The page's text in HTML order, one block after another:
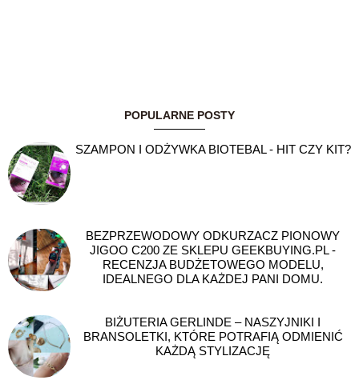
POPULARNE POSTY
SZAMPON I ODŻYWKA BIOTEBAL - HIT CZY KIT?
BEZPRZEWODOWY ODKURZACZ PIONOWY
JIGOO C200 ZE SKLEPU GEEKBUYING.PL -
RECENZJA BUDŻETOWEGO MODELU,
IDEALNEGO DLA KAŻDEJ PANI DOMU.
BIŻUTERIA GERLINDE – NASZYJNIKI I
BRANSOLETKI, KTÓRE POTRAFIĄ ODMIENIĆ
KAŻDĄ STYLIZACJĘ